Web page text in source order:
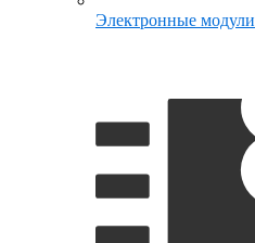
Электронные модули